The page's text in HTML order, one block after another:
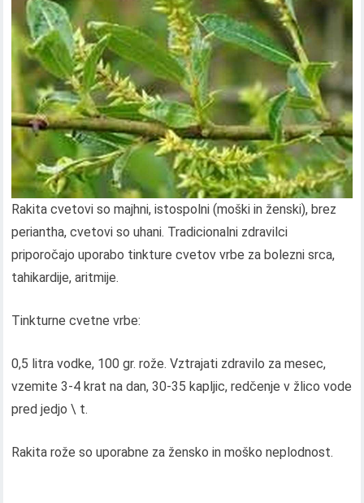
Rakita cvetovi so majhni, istospolni (moški in ženski), brez
periantha, cvetovi so uhani. Tradicionalni zdravilci
priporočajo uporabo tinkture cvetov vrbe za bolezni srca,
tahikardije, aritmije.
Tinkturne cvetne vrbe:
0,5 litra vodke, 100 gr. rože. Vztrajati zdravilo za mesec,
vzemite 3-4 krat na dan, 30-35 kapljic, redčenje v žlico vode
pred jedjo \ t.
Rakita rože so uporabne za žensko in moško neplodnost.